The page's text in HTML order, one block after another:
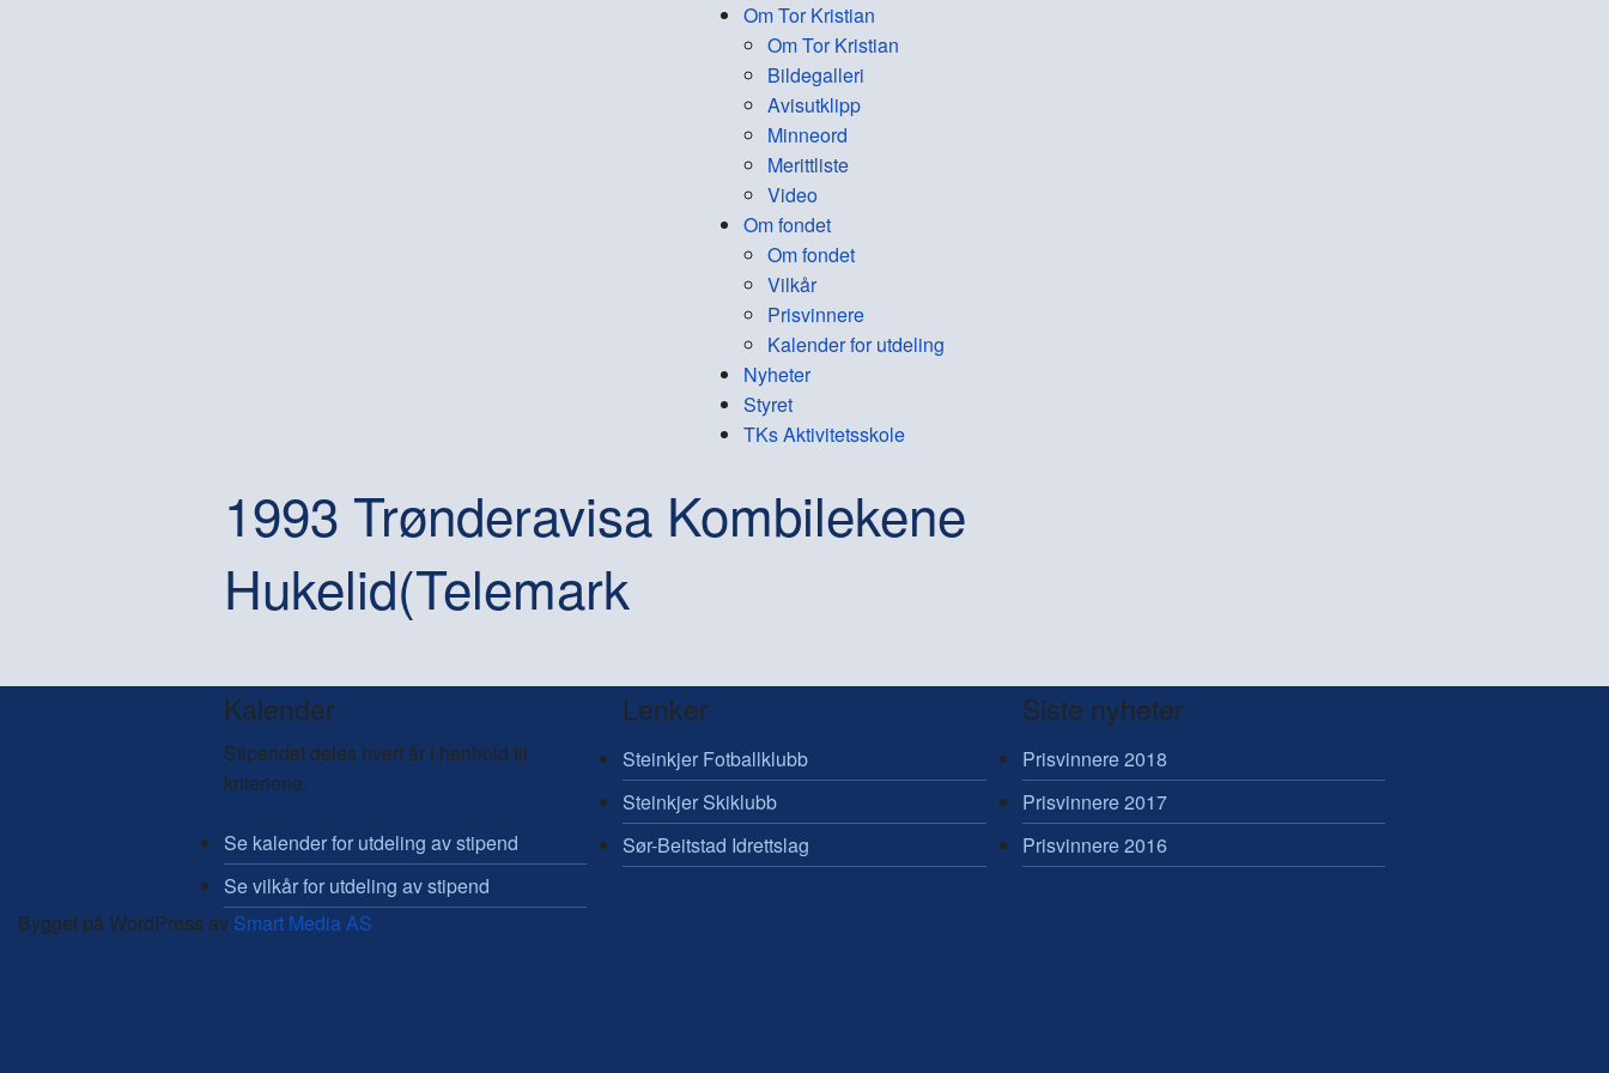
Om Tor Kristian
Om Tor Kristian
Bildegalleri
Avisutklipp
Minneord
Merittliste
Video
Om fondet
Om fondet
Vilkår
Prisvinnere
Kalender for utdeling
Nyheter
Styret
TKs Aktivitetsskole
1993 Trønderavisa Kombilekene
Hukelid(Telemark
Kalender
Stipendet deles hvert år i henhold til
kriteriene.
Se kalender for utdeling av stipend
Se vilkår for utdeling av stipend
Lenker
Steinkjer Fotballklubb
Steinkjer Skiklubb
Sør-Beitstad Idrettslag
Siste nyheter
Prisvinnere 2018
Prisvinnere 2017
Prisvinnere 2016
Bygget på WordPress av Smart Media AS